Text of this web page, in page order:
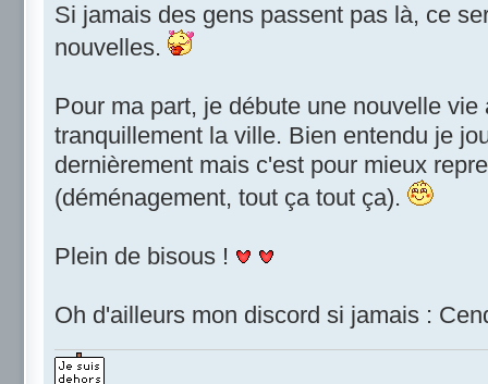
Si jamais des gens passent pas là, ce
nouvelles.
Pour ma part, je débute une nouvelle vie
tranquillement la ville. Bien entendu je
dernièrement mais c'est pour mieux
(déménagement, tout ça tout ça).
Plein de bisous !
Oh d'ailleurs mon discord si jamais :